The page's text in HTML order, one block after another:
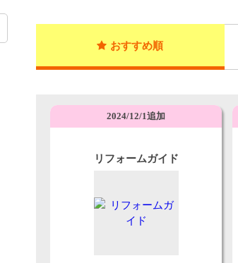
おすすめ順
2024/12/1追加
リフォームガイド